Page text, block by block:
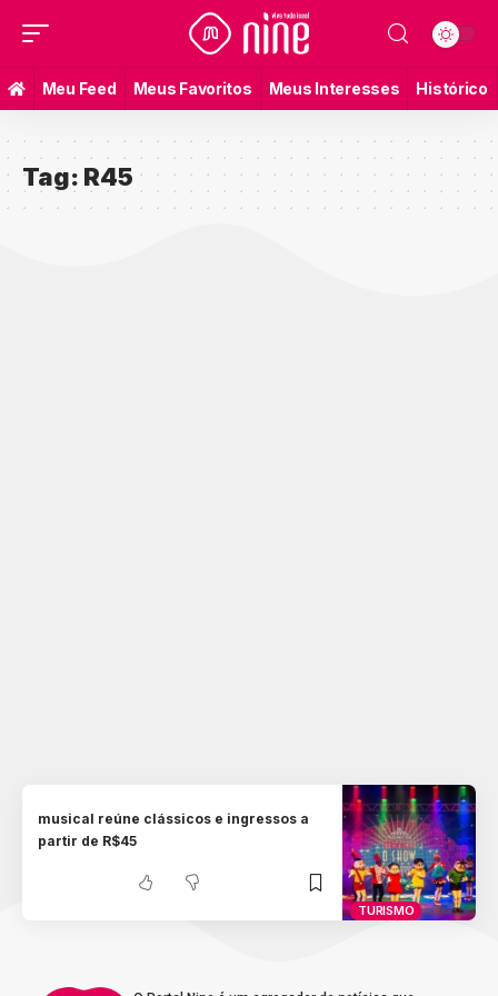
Meu Feed Meus Favoritos Meus Interesses Histórico
Tag: R45
TURISMO
musical reúne clássicos e ingressos a
partir de R$45